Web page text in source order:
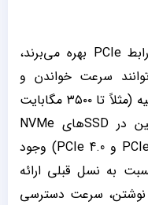
در مقابل، SSDهای NVMe که از رابط PCIe بهره می‌برند،
سرعت خواندن و
نوشتن را به چند هزار مگابایت بر ثانیه (مثلاً تا ۳۵۰۰ مگابایت
بر ثانیه یا بیشتر) برسانند. همچنین در SSDهای NVMe
نسل‌های مختلف PCIe (مانند PCIe 3.0 و PCIe 4.0) وجود
به نسل قبلی ارائه
سرعت دسترسی